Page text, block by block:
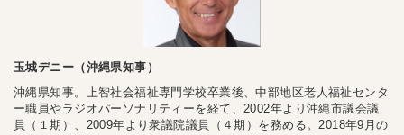
玉城デニー（沖縄県知事）
沖縄県知事。上智社会福祉専門学校卒業後、中部地区老人福祉センタ
ー職員やラジオパーソナリティーを経て、2002年より沖縄市議会議
員（１期）、2009年より衆議院議員（４期）を務める。2018年9月の